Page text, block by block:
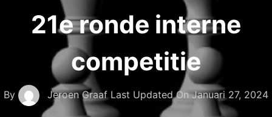
21e ronde interne
competitie
By Jeroen Graaf Last Updated OnJanuari 27, 2024